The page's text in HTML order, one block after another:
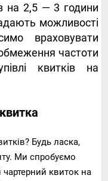
на 2,5 — 3 години
можливості
враховувати
частоти
квитків на
Будь ласка,
Ми спробуємо
чартерний квиток на